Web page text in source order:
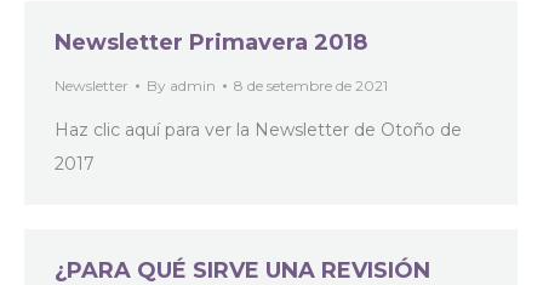
Newsletter Primavera 2018
Newsletter By admin 8 de setembre de 2021
Haz clic aquí para ver la Newsletter de Otoño de
2017
¿PARA QUÉ SIRVE UNA REVISIÓN